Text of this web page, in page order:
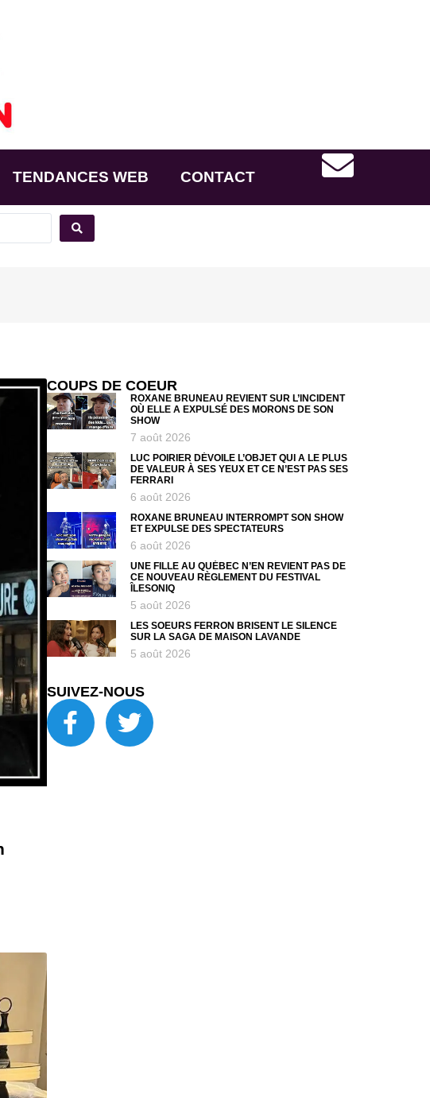
TENDANCES WEB CONTACT
COUPS DE COEUR
ROXANE BRUNEAU REVIENT SUR L’INCIDENT
OÙ ELLE A EXPULSÉ DES MORONS DE SON
SHOW
7 août 2026
LUC POIRIER DÉVOILE L’OBJET QUI A LE PLUS
DE VALEUR À SES YEUX ET CE N’EST PAS SES
FERRARI
6 août 2026
ROXANE BRUNEAU INTERROMPT SON SHOW
ET EXPULSE DES SPECTATEURS
6 août 2026
UNE FILLE AU QUÉBEC N’EN REVIENT PAS DE
CE NOUVEAU RÈGLEMENT DU FESTIVAL
ÎLESONIQ
5 août 2026
LES SOEURS FERRON BRISENT LE SILENCE
SUR LA SAGA DE MAISON LAVANDE
5 août 2026
SUIVEZ-NOUS